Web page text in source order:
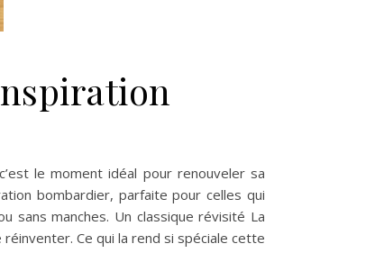
le moment idéal pour renouveler sa
bombardier, parfaite pour celles qui
sans manches. Un classique révisité La
Ce qui la rend si spéciale cette